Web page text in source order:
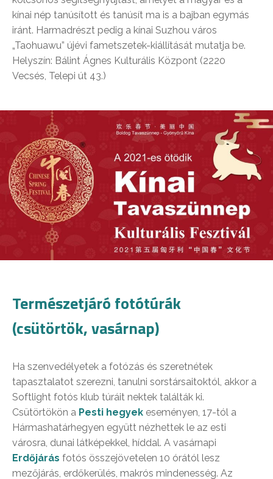
kínai nép tanúsított és tanúsít ma is a bajban egymás
iránt. Harmadrészt pedig a kínai Suzhou város
„Taohuawu” újévi fametszetek-kiállítását mutatja be.
Helyszín: Bálint Ágnes Kulturális Központ (2220
Vecsés, Telepi út 43.)
Természetjáró fotótúrák
(csütörtök, vasárnap)
Ha szenvedélyetek a fotózás és szeretnétek
tapasztalatot szerezni, tanulni sorstársaitoktól, akkor a
Softlight fotós klub túráit nektek találták ki.
Csütörtökön a Pesti hegyek eseményen, 17-tól a
Hármashatárhegyen együtt nézhettek le az esti
városra, dunai látképekkel, híddal. A vasárnapi
Erdőjárás fotós összejövetelen 10 órától lesz
mezőjárás, erdőkerülés, makrós mindenesség. Az